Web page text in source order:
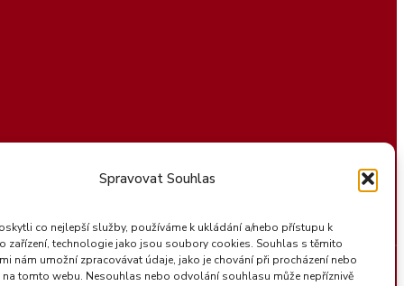
Spravovat Souhlas
co nejlepší služby, používáme k ukládání a/nebo přístupu k
zařízení, technologie jako jsou soubory cookies. Souhlas s těmito
nám umožní zpracovávat údaje, jako je chování při procházení nebo
na tomto webu. Nesouhlas nebo odvolání souhlasu může nepříznivě